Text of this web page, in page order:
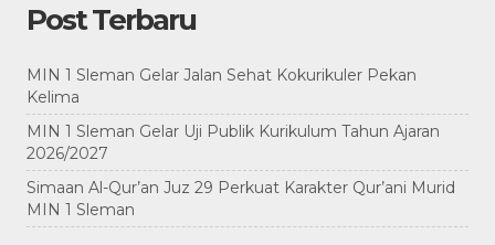
Post Terbaru
MIN 1 Sleman Gelar Jalan Sehat Kokurikuler Pekan
Kelima
MIN 1 Sleman Gelar Uji Publik Kurikulum Tahun Ajaran
2026/2027
Simaan Al-Qur’an Juz 29 Perkuat Karakter Qur’ani Murid
MIN 1 Sleman